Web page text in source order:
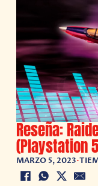
Reseña:
(Playstation
MARZO 5, 2023•